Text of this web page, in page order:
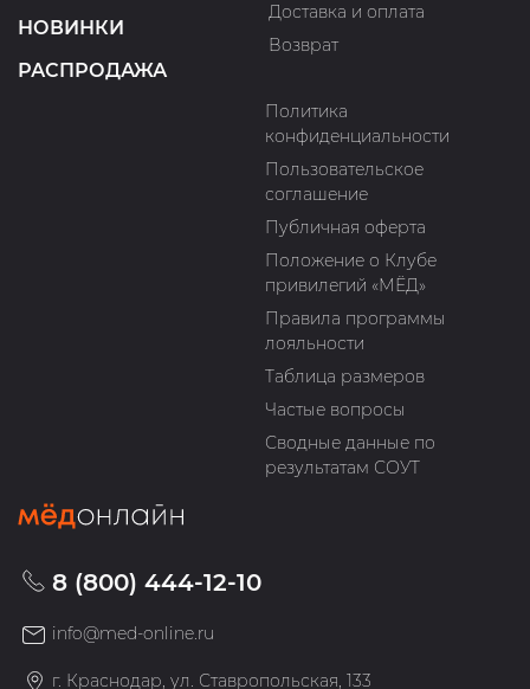
НОВИНКИ
РАСПРОДАЖА
Доставка и оплата
Возврат
Политика
конфиденциальности
Пользовательское
соглашение
Публичная оферта
Положение о Клубе
привилегий «МЁД»
Правила программы
лояльности
Таблица размеров
Частые вопросы
Сводные данные по
результатам СОУТ
8 (800) 444-12-10
info@med-online.ru
г. Краснодар, ул. Ставропольская, 133